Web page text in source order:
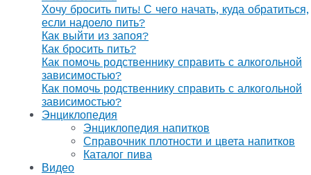
Хочу бросить пить! С чего начать, куда обратиться,
если надоело пить?
Как выйти из запоя?
Как бросить пить?
Как помочь родственнику справить с алкогольной
зависимостью?
Как помочь родственнику справить с алкогольной
зависимостью?
Энциклопедия
Энциклопедия напитков
Справочник плотности и цвета напитков
Каталог пива
Видео